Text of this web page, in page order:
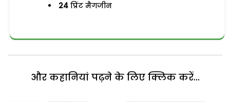
24 प्रिंट मैगजीन
और कहानियां पढ़ने के लिए क्लिक करें...